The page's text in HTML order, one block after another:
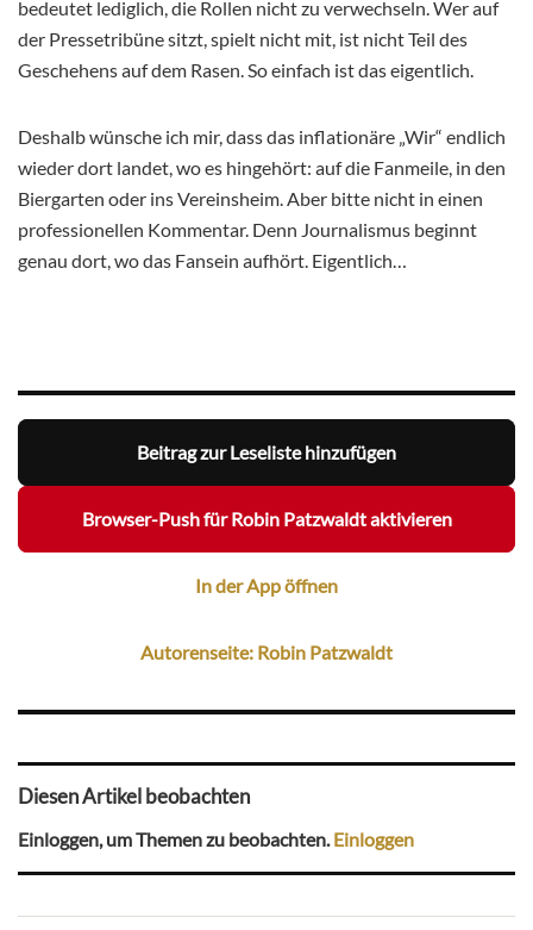
bedeutet lediglich, die Rollen nicht zu verwechseln. Wer auf
der Pressetribüne sitzt, spielt nicht mit, ist nicht Teil des
Geschehens auf dem Rasen. So einfach ist das eigentlich.
Deshalb wünsche ich mir, dass das inflationäre „Wir“ endlich
wieder dort landet, wo es hingehört: auf die Fanmeile, in den
Biergarten oder ins Vereinsheim. Aber bitte nicht in einen
professionellen Kommentar. Denn Journalismus beginnt
genau dort, wo das Fansein aufhört. Eigentlich…
Beitrag zur Leseliste hinzufügen
Browser-Push für Robin Patzwaldt aktivieren
In der App öffnen
Autorenseite: Robin Patzwaldt
Diesen Artikel beobachten
Einloggen, um Themen zu beobachten.Einloggen